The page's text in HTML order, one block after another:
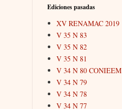
Ediciones pasadas
XV RENAMAC 2019
V 35 N 83
V 35 N 82
V 35 N 81
V 34 N 80 CONIEEM
V 34 N 79
V 34 N 78
V 34 N 77